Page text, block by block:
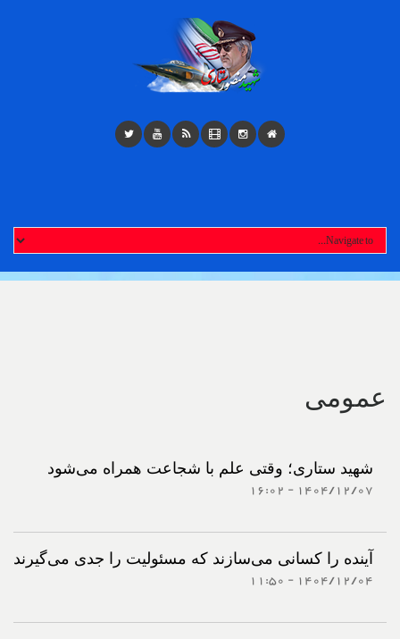
عمومی
شهید ستاری؛ وقتی علم با شجاعت همراه می‌شود
1404/12/07 - 16:02
آینده را کسانی می‌سازند که مسئولیت را جدی می‌گیرند
1404/12/04 - 11:50